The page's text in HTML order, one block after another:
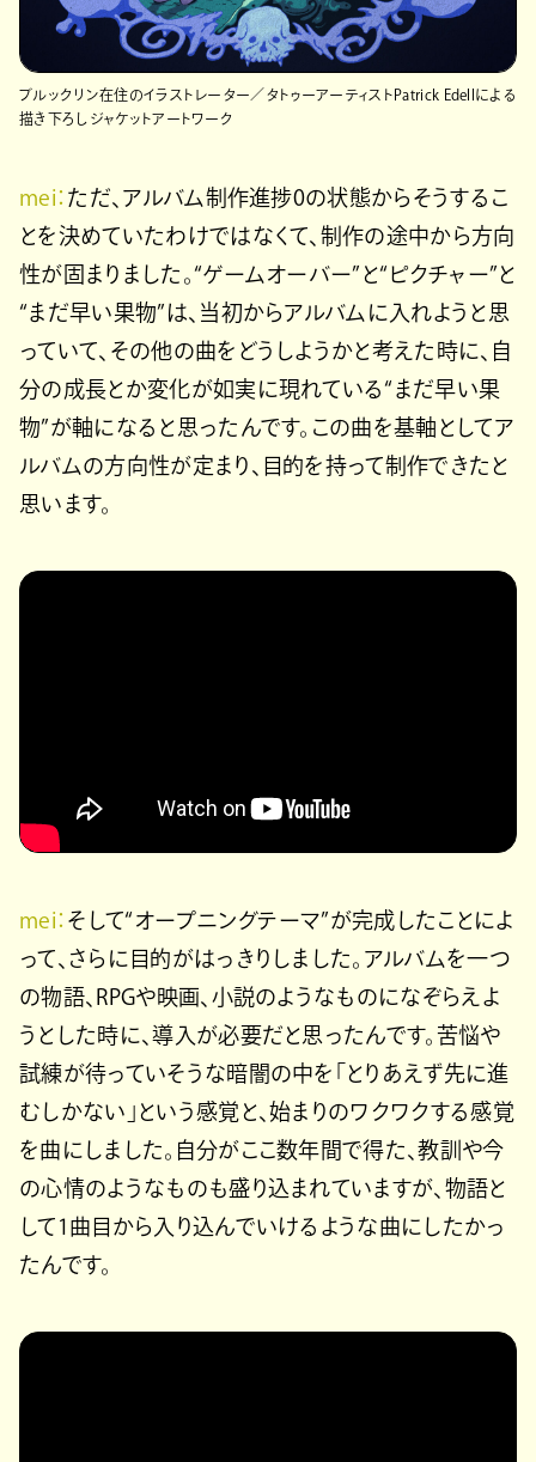
ブルックリン在住のイラストレーター／タトゥーアーティストPatrick Edellによる
描き下ろしジャケットアートワーク
mei： ただ、アルバム制作進捗0の状態からそうするこ
とを決めていたわけではなくて、制作の途中から方向
性が固まりました。“ゲームオーバー”と“ピクチャー”と
“まだ早い果物”は、当初からアルバムに入れようと思
っていて、その他の曲をどうしようかと考えた時に、自
分の成長とか変化が如実に現れている“まだ早い果
物”が軸になると思ったんです。この曲を基軸としてア
ルバムの方向性が定まり、目的を持って制作できたと
思います。
mei： そして“オープニングテーマ”が完成したことによ
って、さらに目的がはっきりしました。アルバムを一つ
の物語、RPGや映画、小説のようなものになぞらえよ
うとした時に、導入が必要だと思ったんです。苦悩や
試練が待っていそうな暗闇の中を「とりあえず先に進
むしかない」という感覚と、始まりのワクワクする感覚
を曲にしました。自分がここ数年間で得た、教訓や今
の心情のようなものも盛り込まれていますが、物語と
して1曲目から入り込んでいけるような曲にしたかっ
たんです。